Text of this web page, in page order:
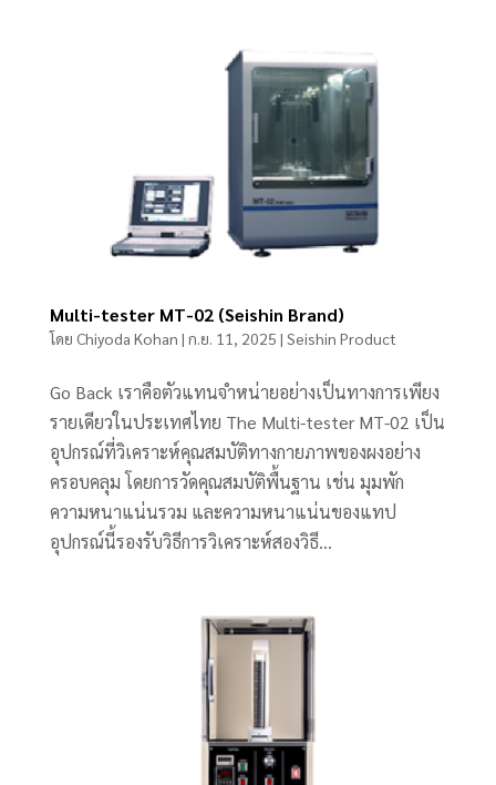
Multi-tester MT-02 (Seishin Brand)
โดย Chiyoda Kohan | ก.ย. 11, 2025 | Seishin Product
Go Back เราคือตัวแทนจำหน่ายอย่างเป็นทางการเพียง
รายเดียวในประเทศไทย The Multi-tester MT-02 เป็น
อุปกรณ์ที่วิเคราะห์คุณสมบัติทางกายภาพของผงอย่าง
ครอบคลุม โดยการวัดคุณสมบัติพื้นฐาน เช่น มุมพัก
ความหนาแน่นรวม และความหนาแน่นของแทป
อุปกรณ์นี้รองรับวิธีการวิเคราะห์สองวิธี...